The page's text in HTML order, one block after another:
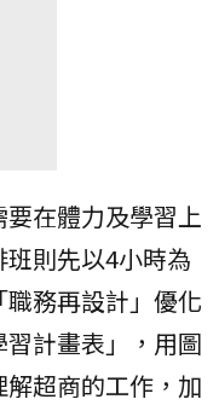
在體力及學習上
則先以4小時為
務再設計」優化
計畫表」，用圖
超商的工作，加